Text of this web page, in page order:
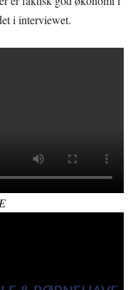
i interviewet.